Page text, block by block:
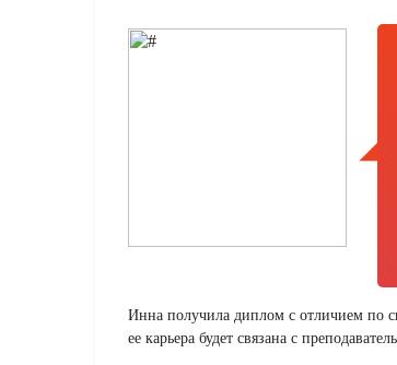
Инна получила диплом с отличием по
ее карьера будет связана с